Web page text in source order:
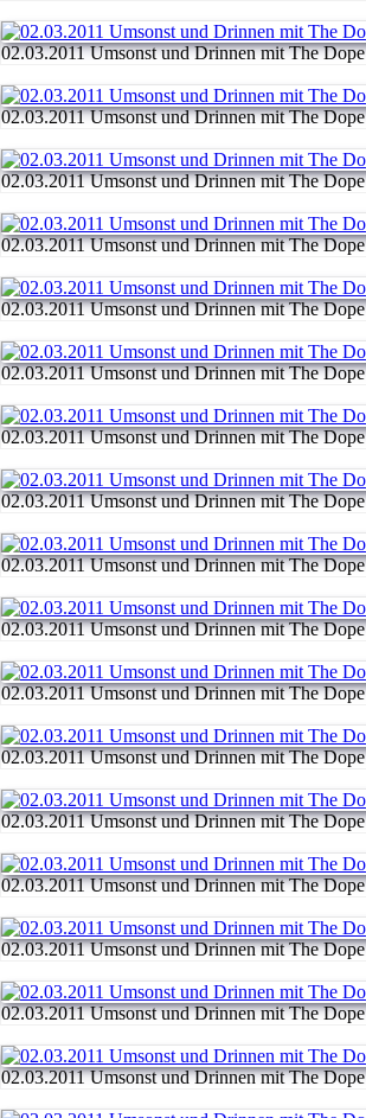
02.03.2011 Umsonst und Drinnen mit The Dope
02.03.2011 Umsonst und Drinnen mit The Dope
02.03.2011 Umsonst und Drinnen mit The Dope
02.03.2011 Umsonst und Drinnen mit The Dope
02.03.2011 Umsonst und Drinnen mit The Dope
02.03.2011 Umsonst und Drinnen mit The Dope
02.03.2011 Umsonst und Drinnen mit The Dope
02.03.2011 Umsonst und Drinnen mit The Dope
02.03.2011 Umsonst und Drinnen mit The Dope
02.03.2011 Umsonst und Drinnen mit The Dope
02.03.2011 Umsonst und Drinnen mit The Dope
02.03.2011 Umsonst und Drinnen mit The Dope
02.03.2011 Umsonst und Drinnen mit The Dope
02.03.2011 Umsonst und Drinnen mit The Dope
02.03.2011 Umsonst und Drinnen mit The Dope
02.03.2011 Umsonst und Drinnen mit The Dope
02.03.2011 Umsonst und Drinnen mit The Dope